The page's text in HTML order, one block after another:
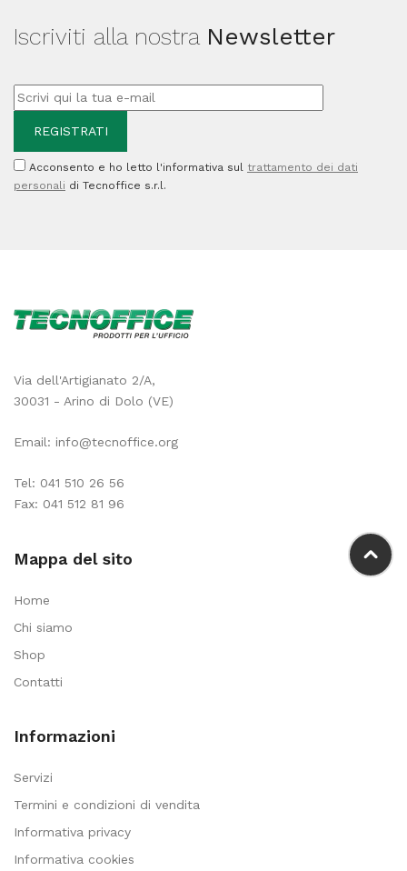
Iscriviti alla nostra Newsletter
Acconsento e ho letto l'informativa sul trattamento dei dati
personali di Tecnoffice s.r.l.
Via dell'Artigianato 2/A,
30031 - Arino di Dolo (VE)
Email: info@tecnoffice.org
Tel: 041 510 26 56
Fax: 041 512 81 96
Mappa del sito
Home
Chi siamo
Shop
Contatti
Informazioni
Servizi
Termini e condizioni di vendita
Informativa privacy
Informativa cookies